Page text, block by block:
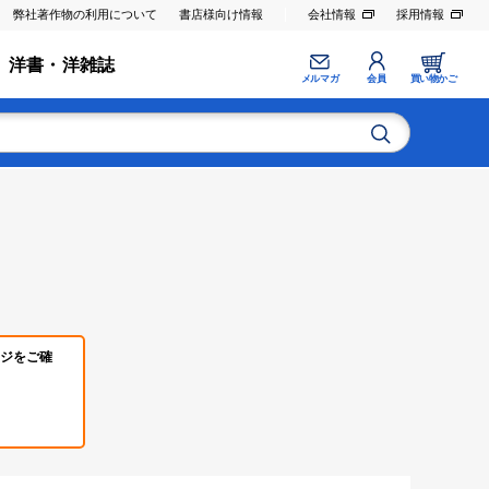
弊社著作物の利用について 書店様向け情報 会社情報 採用情報
洋書・洋雑誌
メルマガ 会員 買い物かご
をご確